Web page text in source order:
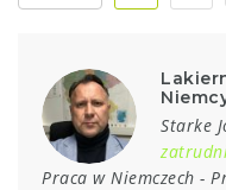
Starke
Praca w Niemczech -